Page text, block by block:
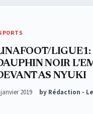
LIGUE1:
NOIR
AS NYUKI
on2019 by Rédaction -